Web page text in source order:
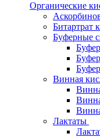
Органические
Битартрат
Буферные
Винная
Лактаты